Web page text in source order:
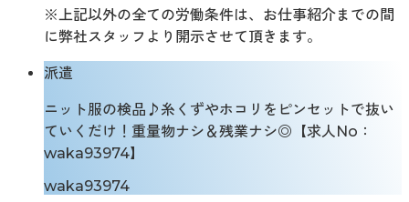
※上記以外の全ての労働条件は、お仕事紹介までの間
に弊社スタッフより開示させて頂きます。
派遣
ニット服の検品♪糸くずやホコリをピンセットで抜い
ていくだけ！重量物ナシ＆残業ナシ◎【求人No：
waka93974】
waka93974